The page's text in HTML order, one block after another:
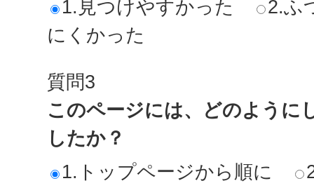
1.見つけやすかった
2.ふ
にくかった
質問3
このページには、どのように
したか？
1.トップページから順に